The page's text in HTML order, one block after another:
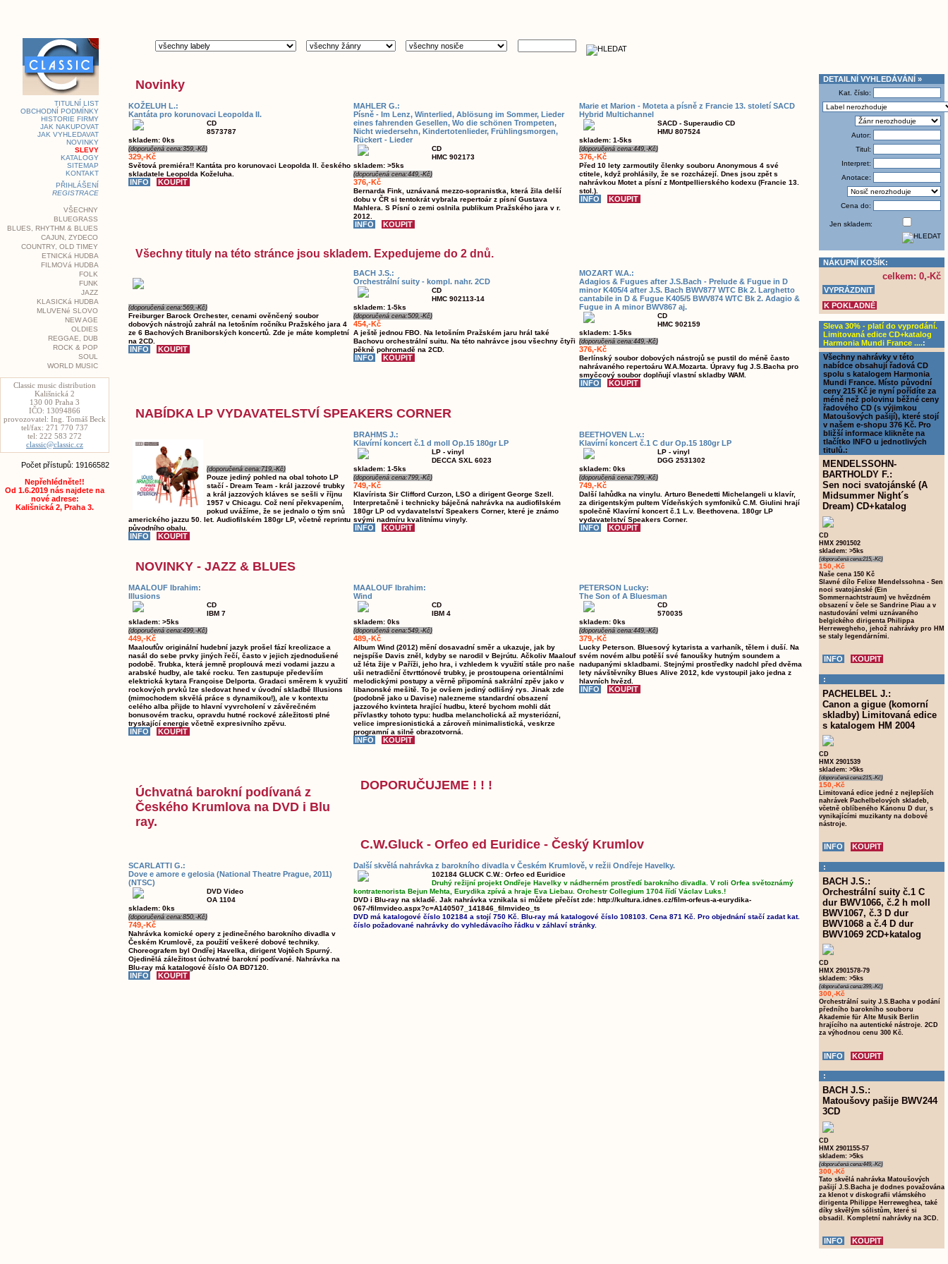
TITULNÍ LIST
OBCHODNÍ PODMÍNKY
HISTORIE FIRMY
JAK NAKUPOVAT
JAK VYHLEDAVAT
NOVINKY
SLEVY
KATALOGY
SITEMAP
KONTAKT
PŘIHLÁŠENÍ
REGISTRACE
VŠECHNY
BLUEGRASS
BLUES, RHYTHM & BLUES
CAJUN, ZYDECO
COUNTRY, OLD TIMEY
ETNICKá HUDBA
FILMOVá HUDBA
FOLK
FUNK
JAZZ
KLASICKá HUDBA
MLUVENé SLOVO
NEW AGE
OLDIES
REGGAE, DUB
ROCK & POP
SOUL
WORLD MUSIC
Classic music distribution
Kališnická 2
130 00 Praha 3
IČO: 13094866
provozovatel: Ing. Tomáš Beck
tel/fax: 271 770 737
tel: 222 583 272
classic@classic.cz
Počet přístupů: 19166582
Nepřehlédněte!!
Od 1.6.2019 nás najdete na
nové adrese:
Kališnická 2, Praha 3.
DETAILNÍ VYHLEDÁVÁNÍ »
Kat. číslo:
Autor:
Titul:
Interpret:
Anotace:
Cena do:
Jen skladem:
NÁKUPNÍ KOŠÍK:
celkem: 0,-Kč
Sleva 30% - platí do vyprodání.
Limitovaná edice CD+katalog
Harmonia Mundi France ....:
Všechny nahrávky v této
nabídce obsahují řadová CD
spolu s katalogem Harmonia
Mundi France. Místo původní
ceny 215 Kč je nyní pořídíte za
méně než polovinu běžné ceny
řadového CD (s výjimkou
Matoušových pašijí), které stojí
v našem e-shopu 376 Kč. Pro
bližší informace klikněte na
tlačítko INFO u jednotlivých
titulů.:
MENDELSSOHN-
BARTHOLDY F.:
Sen noci svatojánské (A
Midsummer Night´s
Dream) CD+katalog
CD
HMX 2901502
skladem: >5ks
(doporučená cena:215,-Kč)
150,-Kč
Naše cena 150 Kč
Slavné dílo Felixe Mendelssohna - Sen
noci svatojánské (Ein
Sommernachtstraum) ve hvězdném
obsazení v čele se Sandrine Piau a v
nastudování velmi uznávaného
belgického dirigenta Philippa
Herrewegheho, jehož nahrávky pro HM
se staly legendárními.
:
PACHELBEL J.:
Canon a gigue (komorní
skladby) Limitovaná edice
s katalogem HM 2004
CD
HMX 2901539
skladem: >5ks
(doporučená cena:215,-Kč)
150,-Kč
Limitovaná edice jedné z nejlepších
nahrávek Pachelbelových skladeb,
včetně oblíbeného Kánonu D dur, s
vynikajícími muzikanty na dobové
nástroje.
:
BACH J.S.:
Orchestrální suity č.1 C
dur BWV1066, č.2 h moll
BWV1067, č.3 D dur
BWV1068 a č.4 D dur
BWV1069 2CD+katalog
CD
HMX 2901578-79
skladem: >5ks
(doporučená cena:399,-Kč)
300,-Kč
Orchestrální suity J.S.Bacha v podání
předního barokního souboru
Akademie für Alte Musik Berlin
hrajícího na autentické nástroje. 2CD
za výhodnou cenu 300 Kč.
:
BACH J.S.:
Matoušovy pašije BWV244
3CD
CD
HMX 2901155-57
skladem: >5ks
(doporučená cena:449,-Kč)
300,-Kč
Tato skvělá nahrávka Matoušových
pašijí J.S.Bacha je dodnes považována
za klenot v diskografii vlámského
dirigenta Philippe Herreweghea, také
díky skvělým sólistům, které si
obsadil. Kompletní nahrávky na 3CD.
Novinky
KOŽELUH L.:
Kantáta pro korunovaci Leopolda II.
CD
8573787
skladem: 0ks
(doporučená cena:359,-Kč)
329,-Kč
Světová premiéra!! Kantáta pro korunovaci Leopolda II. českého
skladatele Leopolda Koželuha.
MAHLER G.:
Písně - Im Lenz, Winterlied, Ablösung im Sommer, Lieder
eines fahrenden Gesellen, Wo die schönen Trompeten,
Nicht wiedersehn, Kindertotenlieder, Frühlingsmorgen,
Rückert - Lieder
CD
HMC 902173
skladem: >5ks
(doporučená cena:449,-Kč)
376,-Kč
Bernarda Fink, uznávaná mezzo-sopranistka, která žila delší
dobu v ČR si tentokrát vybrala repertoár z písní Gustava
Mahlera. S Písní o zemi oslnila publikum Pražského jara v r.
2012.
Marie et Marion - Moteta a písně z Francie 13. století SACD
Hybrid Multichannel
SACD - Superaudio CD
HMU 807524
skladem: 1-5ks
(doporučená cena:449,-Kč)
376,-Kč
Před 10 lety zarmoutily členky souboru Anonymous 4 své
ctitele, když prohlásily, že se rozcházejí. Dnes jsou zpět s
nahrávkou Motet a písní z Montpellierského kodexu (Francie 13.
stol.).
Všechny tituly na této stránce jsou skladem. Expedujeme do 2 dnů.
(doporučená cena:569,-Kč)
Freiburger Barock Orchester, cenami ověnčený soubor
dobových nástrojů zahrál na letošním ročníku Pražského jara 4
ze 6 Bachových Braniborských koncertů. Zde je máte kompletní
na 2CD.
BACH J.S.:
Orchestrální suity - kompl. nahr. 2CD
CD
HMC 902113-14
skladem: 1-5ks
(doporučená cena:509,-Kč)
454,-Kč
A ještě jednou FBO. Na letošním Pražském jaru hrál také
Bachovu orchestrální suitu. Na této nahrávce jsou všechny čtyři
pěkně pohromadě na 2CD.
MOZART W.A.:
Adagios & Fugues after J.S.Bach - Prelude & Fugue in D
minor K405/4 after J.S. Bach BWV877 WTC Bk 2. Larghetto
cantabile in D & Fugue K405/5 BWV874 WTC Bk 2. Adagio &
Fugue in A minor BWV867 aj.
CD
HMC 902159
skladem: 1-5ks
(doporučená cena:449,-Kč)
376,-Kč
Berlínský soubor dobových nástrojů se pustil do méně často
nahrávaného repertoáru W.A.Mozarta. Úpravy fug J.S.Bacha pro
smyčcový soubor doplňují vlastní skladby WAM.
NABÍDKA LP VYDAVATELSTVÍ SPEAKERS CORNER
(doporučená cena:719,-Kč)
Pouze jediný pohled na obal tohoto LP
stačí - Dream Team - král jazzové trubky
a král jazzových kláves se sešli v říjnu
1957 v Chicagu. Což není překvapením,
pokud uvážíme, že se jednalo o tým snů
amerického jazzu 50. let. Audiofilském 180gr LP, včetně reprintu
původního obalu.
BRAHMS J.:
Klavírní koncert č.1 d moll Op.15 180gr LP
LP - vinyl
DECCA SXL 6023
skladem: 1-5ks
(doporučená cena:799,-Kč)
749,-Kč
Klavírista Sir Clifford Curzon, LSO a dirigent George Szell.
Interpretačně i technicky báječná nahrávka na audiofilském
180gr LP od vydavatelství Speakers Corner, které je známo
svými nadmíru kvalitnímu vinyly.
BEETHOVEN L.v.:
Klavírní koncert č.1 C dur Op.15 180gr LP
LP - vinyl
DGG 2531302
skladem: 0ks
(doporučená cena:799,-Kč)
749,-Kč
Další lahůdka na vinylu. Arturo Benedetti Michelangeli u klavír,
za dirigentským pultem Vídeňských symfoniků C.M. Giulini hrají
společně Klavírní koncert č.1 L.v. Beethovena. 180gr LP
vydavatelství Speakers Corner.
NOVINKY - JAZZ & BLUES
MAALOUF Ibrahim:
Illusions
CD
IBM 7
skladem: >5ks
(doporučená cena:499,-Kč)
449,-Kč
Maaloufův originální hudební jazyk prošel fází kreolizace a
nasál do sebe prvky jiných řečí, často v jejich zjednodušené
podobě. Trubka, která jemně proplouvá mezi vodami jazzu a
arabské hudby, ale také rocku. Ten zastupuje především
elektrická kytara Françoise Delporta. Gradaci směrem k využití
rockových prvků lze sledovat hned v úvodní skladbě Illusions
(mimochodem skvělá práce s dynamikou!), ale v kontextu
celého alba přijde to hlavní vyvrcholení v závěrečném
bonusovém tracku, opravdu hutné rockové záležitosti plné
tryskající energie včetně expresivního zpěvu.
MAALOUF Ibrahim:
Wind
CD
IBM 4
skladem: 0ks
(doporučená cena:549,-Kč)
489,-Kč
Album Wind (2012) mění dosavadní směr a ukazuje, jak by
nejspíše Davis zněl, kdyby se narodil v Bejrútu. Ačkoliv Maalouf
už léta žije v Paříži, jeho hra, i vzhledem k využití stále pro naše
uši netradiční čtvrttónové trubky, je prostoupena orientálními
melodickými postupy a věrně připomíná sakrální zpěv jako v
libanonské mešitě. To je ovšem jediný odlišný rys. Jinak zde
(podobně jako u Davise) nalezneme standardní obsazení
jazzového kvinteta hrající hudbu, které bychom mohli dát
přívlastky tohoto typu: hudba melancholická až mysteriózní,
velice impresionistická a zároveň minimalistická, veskrze
programní a silně obrazotvorná.
PETERSON Lucky:
The Son of A Bluesman
CD
570035
skladem: 0ks
(doporučená cena:449,-Kč)
379,-Kč
Lucky Peterson. Bluesový kytarista a varhaník, tělem i duší. Na
svém novém albu potěší své fanoušky hutným soundem a
nadupanými skladbami. Stejnými prostředky nadchl před dvěma
lety návštěvníky Blues Alive 2012, kde vystoupil jako jedna z
hlavních hvězd.
Úchvatná barokní podívaná z
Českého Krumlova na DVD i Blu
ray.
DOPORUČUJEME ! ! !
C.W.Gluck - Orfeo ed Euridice - Český Krumlov
SCARLATTI G.:
Dove e amore e gelosia (National Theatre Prague, 2011)
(NTSC)
DVD Video
OA 1104
skladem: 0ks
(doporučená cena:850,-Kč)
749,-Kč
Nahrávka komické opery z jedinečného barokního divadla v
Českém Krumlově, za použití veškeré dobové techniky.
Choreografem byl Ondřej Havelka, dirigent Vojtěch Spurný.
Ojedinělá záležitost úchvatné barokní podívané. Nahrávka na
Blu-ray má katalogové číslo OA BD7120.
Další skvělá nahrávka z barokního divadla v Českém Krumlově, v režii Ondřeje Havelky.
102184 GLUCK C.W.: Orfeo ed Euridice
Druhý režijní projekt Ondřeje Havelky v nádherném prostředí barokního divadla. V roli Orfea světoznámý
kontratenorista Bejun Mehta, Eurydika zpívá a hraje Eva Liebau. Orchestr Collegium 1704 řídí Václav Luks.!
DVD i Blu-ray na skladě. Jak nahrávka vznikala si můžete přečíst zde: http://kultura.idnes.cz/film-orfeus-a-eurydika-
067-/filmvideo.aspx?c=A140507_141846_filmvideo_ts
DVD má katalogové číslo 102184 a stojí 750 Kč. Blu-ray má katalogové číslo 108103. Cena 871 Kč. Pro objednání stačí zadat kat.
číslo požadované nahrávky do vyhledávacího řádku v záhlaví stránky.